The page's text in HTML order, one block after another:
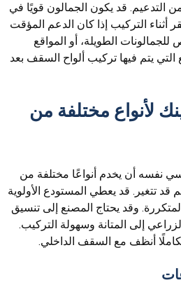
التدعيم. قد يكون الجمالون قويًا في
أثناء التركيب إذا كان الدعم المؤقت
الطويلة، أو المواقع
التي يتم فيها تركيب ألواح السقف بعد
لأنواع مختلفة من
نفسه أن يخدم أنواعًا مختلفة من
قد تتغير. قد يعطي المستودع الأولوية
وقد يحتاج المصنع إلى تنسيق
إلى المتانة وسهولة التركيب.
أنظف مع السقف الداخلي.